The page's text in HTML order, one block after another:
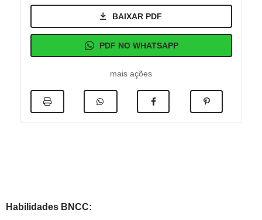
BAIXAR PDF
PDF NO WHATSAPP
mais ações
Habilidades BNCC: